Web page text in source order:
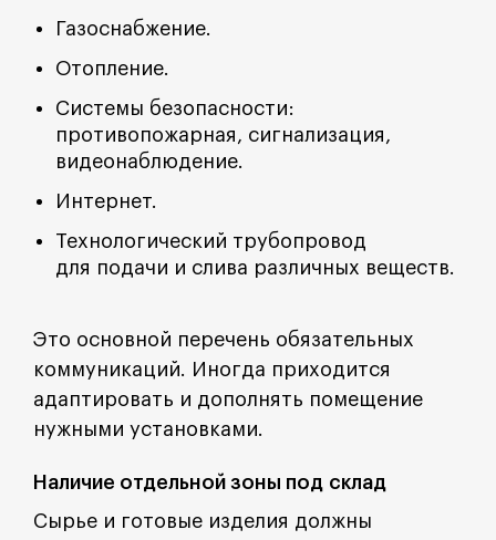
Газоснабжение.
Отопление.
Системы безопасности:
противопожарная, сигнализация,
видеонаблюдение.
Интернет.
Технологический трубопровод
для подачи и слива различных веществ.
Это основной перечень обязательных
коммуникаций. Иногда приходится
адаптировать и дополнять помещение
нужными установками.
Наличие отдельной зоны под склад
Сырье и готовые изделия должны